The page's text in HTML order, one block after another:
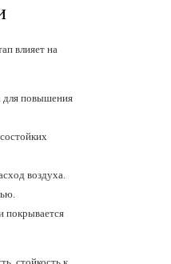
влияет на
для повышения
воздуха.
покрывается